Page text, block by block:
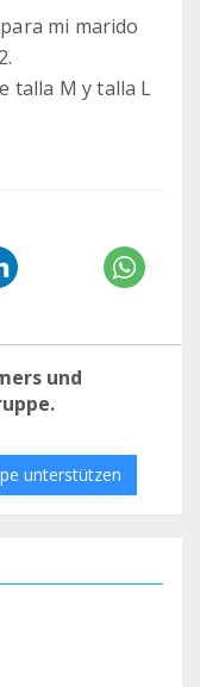
mi marido
talla M y talla L
und
unterstützen